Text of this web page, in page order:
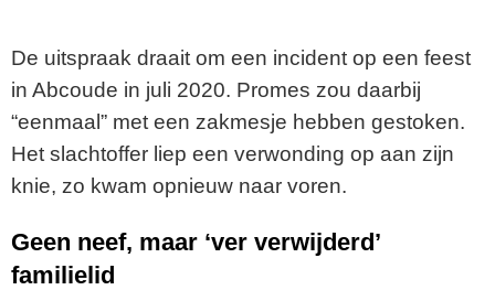
De uitspraak draait om een incident op een feest
in Abcoude in juli 2020. Promes zou daarbij
“eenmaal” met een zakmesje hebben gestoken.
Het slachtoffer liep een verwonding op aan zijn
knie, zo kwam opnieuw naar voren.
Geen neef, maar ‘ver verwijderd’
familielid